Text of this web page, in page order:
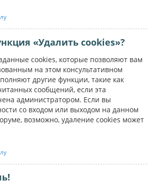
«Удалить cookies»?
cookies, которые позволяют вам
на этом консультативном
другие функции, такие как
сообщений, если эта
администратором. Если вы
со входом или выходом на данном
возможно, удаление cookies может